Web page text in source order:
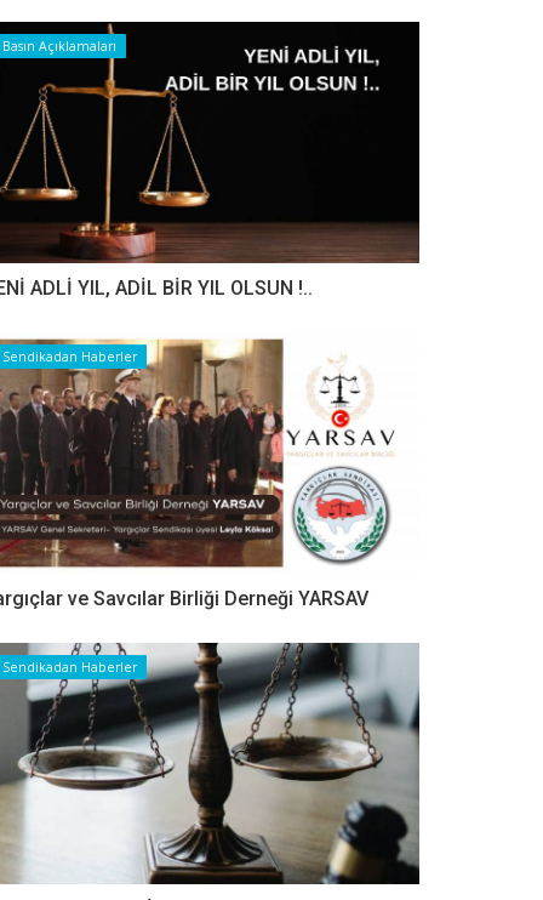
Basın Açıklamaları
ADLİ YIL, ADİL BİR YIL OLSUN !..
Sendikadan Haberler
ve Savcılar Birliği Derneği YARSAV
Sendikadan Haberler